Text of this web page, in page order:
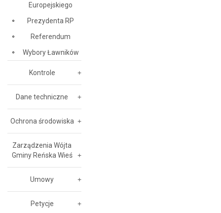
Europejskiego
Prezydenta RP
Referendum
Wybory Ławników
Kontrole
Dane techniczne
Ochrona środowiska
Zarządzenia Wójta
Gminy Reńska Wieś
Umowy
Petycje